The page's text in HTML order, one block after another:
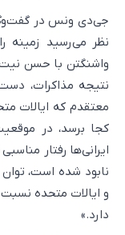
جی‌دی ونس در
نظر می‌رسید زمینه
واشنگتن با حسن نیت
نتیجه مذاکرات،
معتقدم که ایالات
کجا برسد، در
ایرانی‌ها رفتار
نابود شده است،
و ایالات متحده نسبت
دارد.»